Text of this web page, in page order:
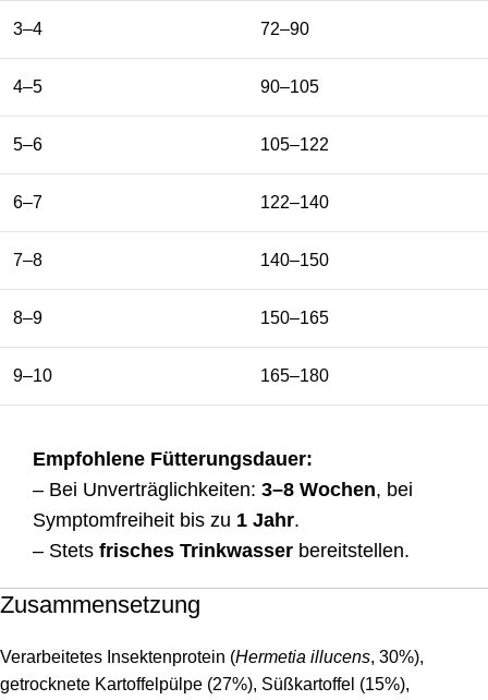
3–4 72–90
4–5 90–105
5–6 105–122
6–7 122–140
7–8 140–150
8–9 150–165
9–10 165–180
Empfohlene Fütterungsdauer:
– Bei Unverträglichkeiten: 3–8 Wochen, bei
Symptomfreiheit bis zu 1 Jahr.
– Stets frisches Trinkwasser bereitstellen.
Zusammensetzung
Verarbeitetes Insektenprotein (Hermetia illucens, 30%),
getrocknete Kartoffelpülpe (27%), Süßkartoffel (15%),